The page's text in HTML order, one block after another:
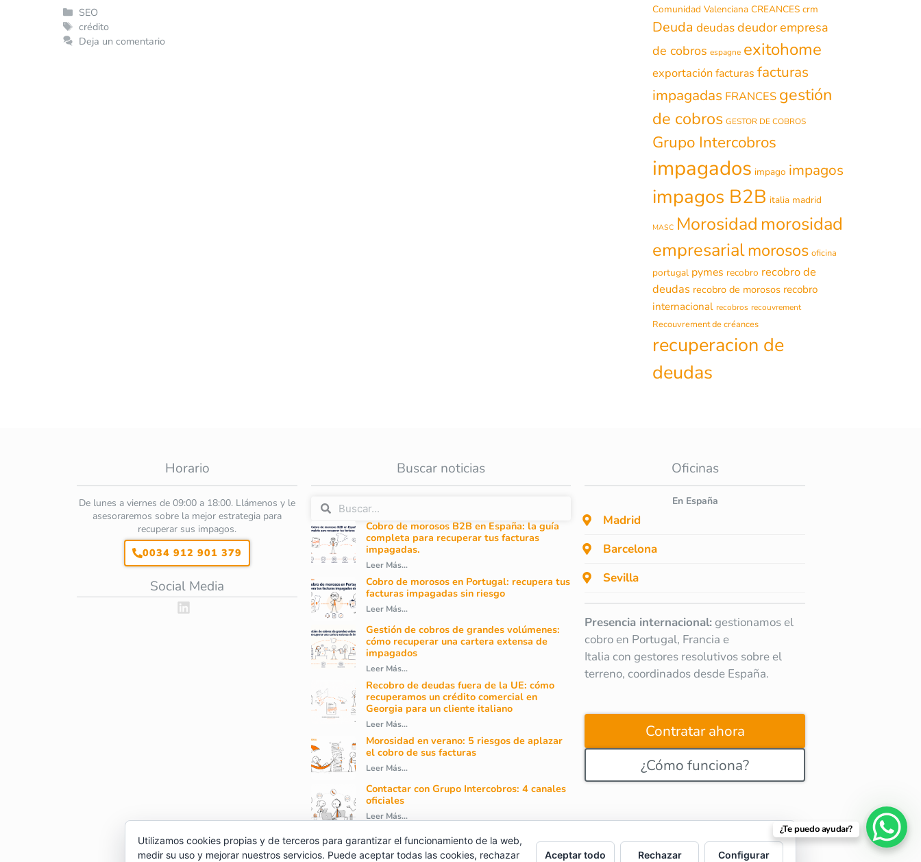
SEO
crédito
Deja un comentario
Comunidad Valenciana CREANCES crm
Deuda deudasdeudorempresa
de cobros espagne exitohome
exportaciónfacturas facturas
impagadas FRANCES gestión
de cobros GESTOR DE COBROS
Grupo Intercobros
impagados impago impagos
impagos B2B italia madrid
MASC Morosidad morosidad
empresarialmorosos oficina
portugal pymes recobro recobro de
deudas recobro de morosos recobro
internacional recobros recouvrement
Recouvrement de créances
recuperacion de
deudas
Horario
De lunes a viernes de 09:00 a 18:00. Llámenos y le
asesoraremos sobre la mejor estrategia para
recuperar sus impagos.
0034 912 901 379
Social Media
Buscar noticias
Cobro de morosos B2B en España: la guía
completa para recuperar tus facturas
impagadas.
Leer Más...
Cobro de morosos en Portugal: recupera tus
facturas impagadas sin riesgo
Leer Más...
Gestión de cobros de grandes volúmenes:
cómo recuperar una cartera extensa de
impagados
Leer Más...
Recobro de deudas fuera de la UE: cómo
recuperamos un crédito comercial en
Georgia para un cliente italiano
Leer Más...
Morosidad en verano: 5 riesgos de aplazar
el cobro de sus facturas
Leer Más...
Contactar con Grupo Intercobros: 4 canales
oficiales
Leer Más...
Oficinas
En España
Madrid
Barcelona
Sevilla
Presencia internacional: gestionamos el
cobro en Portugal, Francia e
Italia con gestores resolutivos sobre el
terreno, coordinados desde España.
Contratar ahora
¿Cómo funciona?
¿Te puedo ayudar?
Utilizamos cookies propias y de terceros para garantizar el funcionamiento de la web,
medir su uso y mejorar nuestros servicios. Puede aceptar todas las cookies, rechazar
Aceptar todo Rechazar Configurar